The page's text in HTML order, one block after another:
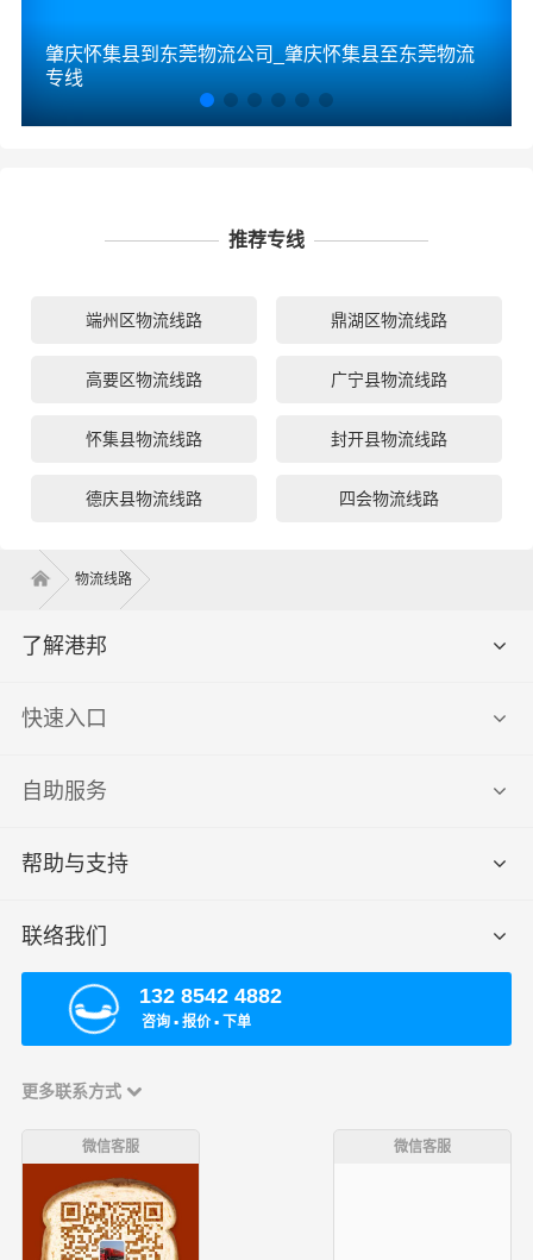
肇庆怀集县到东莞物流公司_肇庆怀集县至东莞物流
专线
推荐专线
端州区物流线路 鼎湖区物流线路
高要区物流线路 广宁县物流线路
怀集县物流线路 封开县物流线路
德庆县物流线路 四会物流线路
物流线路
了解港邦
快速入口
自助服务
帮助与支持
联络我们
132 8542 4882
咨询 ▪ 报价 ▪ 下单
更多联系方式
微信客服 微信客服